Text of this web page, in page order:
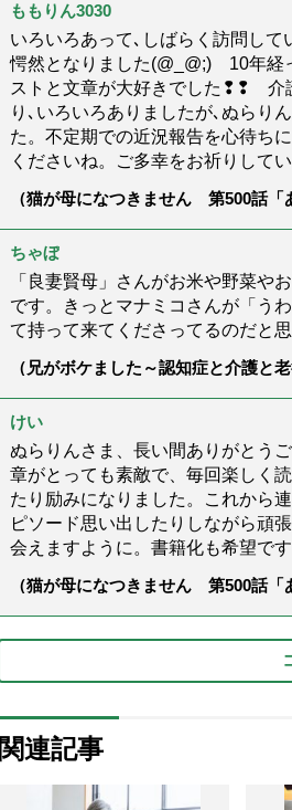
ももりん3030
いろいろあって､しばらく訪問し
愕然となりました(@_@;) 10年経
ストと文章が大好きでした❢❢ 介
り､いろいろありましたが､ぬらり
た。不定期での近況報告を心待ち
くださいね。ご多幸をお祈りして
（猫が母になつきません 第500話「
ちゃぼ
「良妻賢母」さんがお米や野菜や
です。きっとマナミコさんが「う
て持って来てくださってるのだと
（兄がボケました～認知症と介護と
けい
ぬらりんさま、長い間ありがとう
章がとっても素敵で、毎回楽しく
たり励みになりました。これから
ピソード思い出したりしながら頑
会えますように。書籍化も希望で
（猫が母になつきません 第500話「
関連記事